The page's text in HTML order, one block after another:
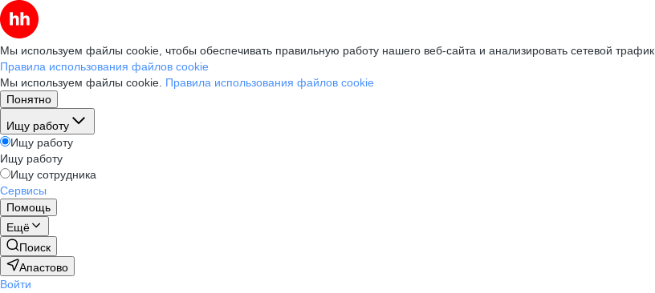
Мы используем файлы cookie, чтобы обеспечивать правильную работу нашего веб-сайта и анализировать сетевой трафик.
Правила использования файлов cookie
Мы используем файлы cookie. Правила использования файлов cookie
Понятно
Ищу работу
Ищу работу
Ищу работу
Ищу сотрудника
Сервисы
Помощь
Ещё
Поиск
Апастово
Войти